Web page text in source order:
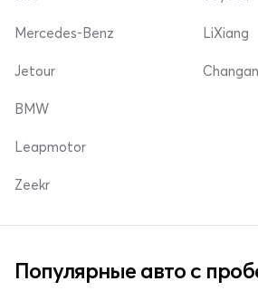
Mercedes-Benz
Jetour
LiXiang
BMW
Leapmotor
Zeekr
Популярные авто с